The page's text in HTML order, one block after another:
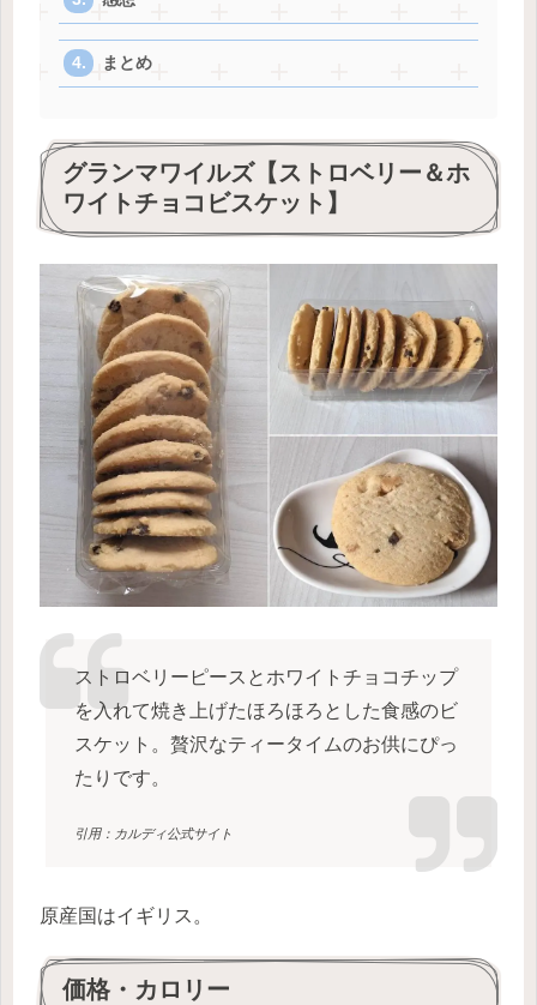
まとめ
グランマワイルズ【ストロベリー＆ホ
ワイトチョコビスケット】
ストロベリーピースとホワイトチョコチップ
を入れて焼き上げたほろほろとした食感のビ
スケット。贅沢なティータイムのお供にぴっ
たりです。
引用：カルディ公式サイト
原産国はイギリス。
価格・カロリー